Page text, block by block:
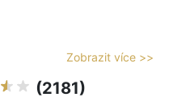
Zobrazit více >>
(2181)